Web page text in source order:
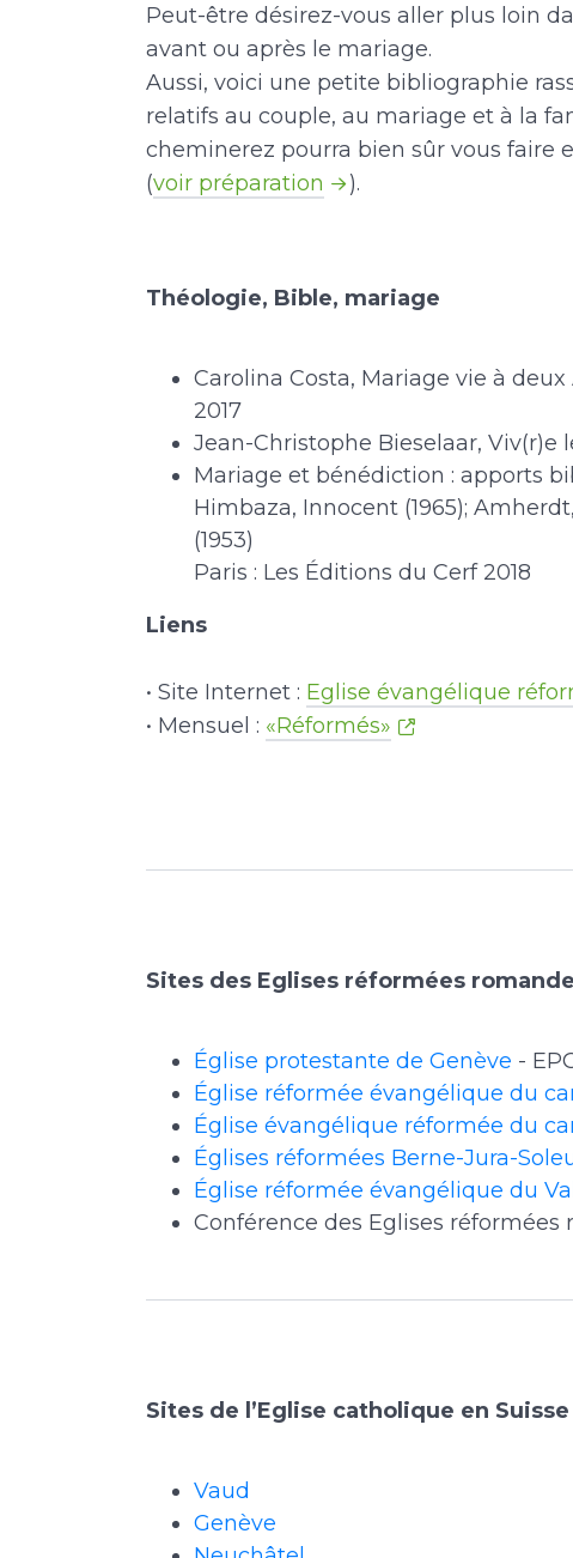
Peut-être désirez-vous aller plus loin
avant ou après le mariage.
Aussi, voici une petite bibliographie
relatifs au couple, au mariage et à la
cheminerez pourra bien sûr vous faire
(voir préparation ).
Théologie, Bible, mariage
Carolina Costa, Mariage vie à
2017
Jean-Christophe Bieselaar, Viv(r)e
Mariage et bénédiction : apports
Himbaza, Innocent (1965);
(1953)
Paris : Les Éditions du Cerf 2018
Liens
• Site Internet : Eglise évangélique
• Mensuel : «Réformés»
Sites des Eglises réformées
Église protestante de Genève -
Église réformée évangélique du
Église évangélique réformée du
Églises réformées Berne-Jura-
Église réformée évangélique du
Conférence des Eglises réformées
Sites de l’Eglise catholique en
Vaud
Genève